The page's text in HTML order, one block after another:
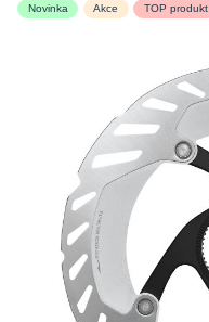
Novinka Akce TOP produkt